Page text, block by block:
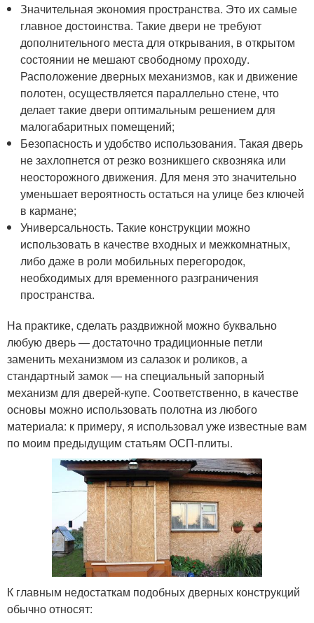
Значительная экономия пространства. Это их самые
главное достоинства. Такие двери не требуют
дополнительного места для открывания, в открытом
состоянии не мешают свободному проходу.
Расположение дверных механизмов, как и движение
полотен, осуществляется параллельно стене, что
делает такие двери оптимальным решением для
малогабаритных помещений;
Безопасность и удобство использования. Такая дверь
не захлопнется от резко возникшего сквозняка или
неосторожного движения. Для меня это значительно
уменьшает вероятность остаться на улице без ключей
в кармане;
Универсальность. Такие конструкции можно
использовать в качестве входных и межкомнатных,
либо даже в роли мобильных перегородок,
необходимых для временного разграничения
пространства.
На практике, сделать раздвижной можно буквально
любую дверь — достаточно традиционные петли
заменить механизмом из салазок и роликов, а
стандартный замок — на специальный запорный
механизм для дверей-купе. Соответственно, в качестве
основы можно использовать полотна из любого
материала: к примеру, я использовал уже известные вам
по моим предыдущим статьям ОСП-плиты.
К главным недостаткам подобных дверных конструкций
обычно относят: